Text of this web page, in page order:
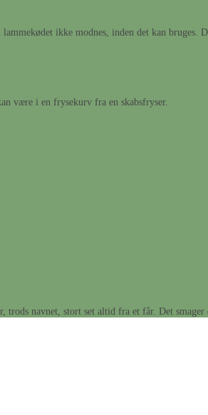
ikke modnes, inden det kan bruges.
være i en frysekurv fra en skabsfryser.
trods navnet, stort set altid fra et får. Det